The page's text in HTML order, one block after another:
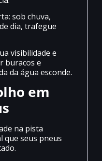
sob chuva,
dia, trafegue
visibilidade e
buracos e
da água esconde.
em
na pista
que seus pneus